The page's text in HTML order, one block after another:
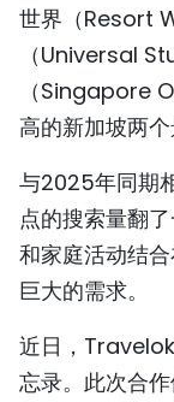
世界（Resort
（Universal
（Singapore
高的新加坡两个
与2025年同期
点的搜索量翻
和家庭活动结
巨大的需求。
近日，
忘录。此次合